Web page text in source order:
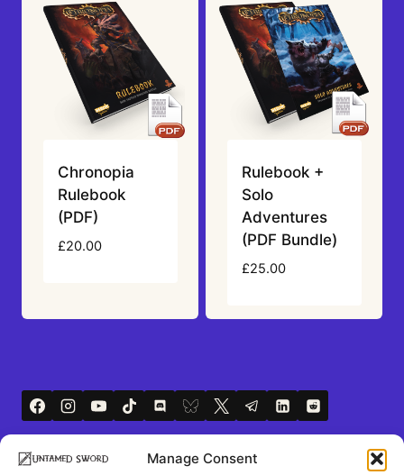
Manage Consent
Chronopia
Rulebook
(PDF)
£20.00
Rulebook +
Solo
Adventures
(PDF Bundle)
£25.00